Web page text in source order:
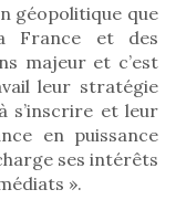
géopolitique que
France et des
majeur et c’est
leur stratégie
s’inscrire et leur
en puissance
ses intérêts
».